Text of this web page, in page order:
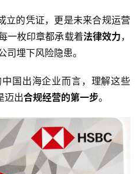
立的凭证，更是未来合规运营
一枚印章都承载着法律效力，
司埋下风险隐患。
国出海企业而言，理解这些
迈出合规经营的第一步。